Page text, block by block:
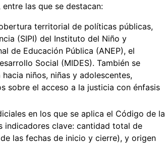
las que se destacan:
territorial de políticas públicas,
(SIPI) del Instituto del Niño y
de Educación Pública (ANEP), el
Social (MIDES). También se
niños, niñas y adolescentes,
sobre el acceso a la justicia con énfasis
en los que se aplica el Código de la
indicadores clave: cantidad total de
las fechas de inicio y cierre), y origen